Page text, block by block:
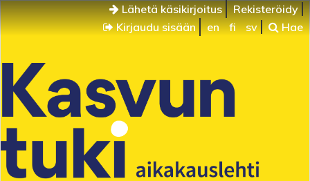
Lähetä käsikirjoitus
Rekisteröidy
Kirjaudu sisään
en fi sv Hae